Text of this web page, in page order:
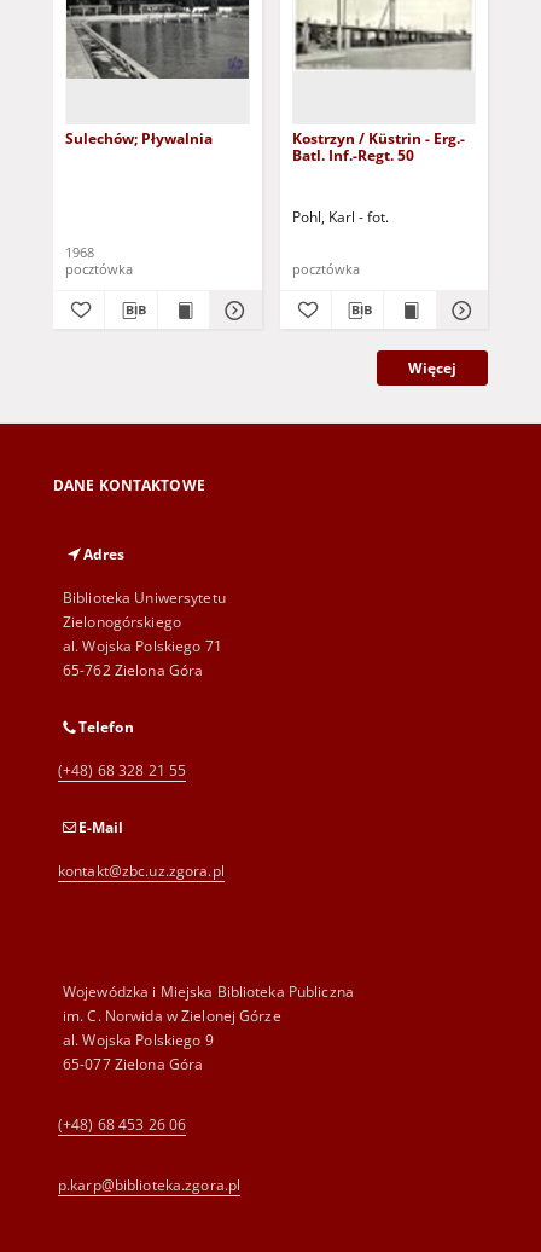
Sulechów; Pływalnia
1968
pocztówka
Kostrzyn / Küstrin - Erg.-
Batl. Inf.-Regt. 50
Pohl, Karl - fot.
pocztówka
Więcej
DANE KONTAKTOWE
Adres
Biblioteka Uniwersytetu
Zielonogórskiego
al. Wojska Polskiego 71
65-762 Zielona Góra
Telefon
(+48) 68 328 21 55
E-Mail
kontakt@zbc.uz.zgora.pl
Wojewódzka i Miejska Biblioteka Publiczna
im. C. Norwida w Zielonej Górze
al. Wojska Polskiego 9
65-077 Zielona Góra
(+48) 68 453 26 06
p.karp@biblioteka.zgora.pl